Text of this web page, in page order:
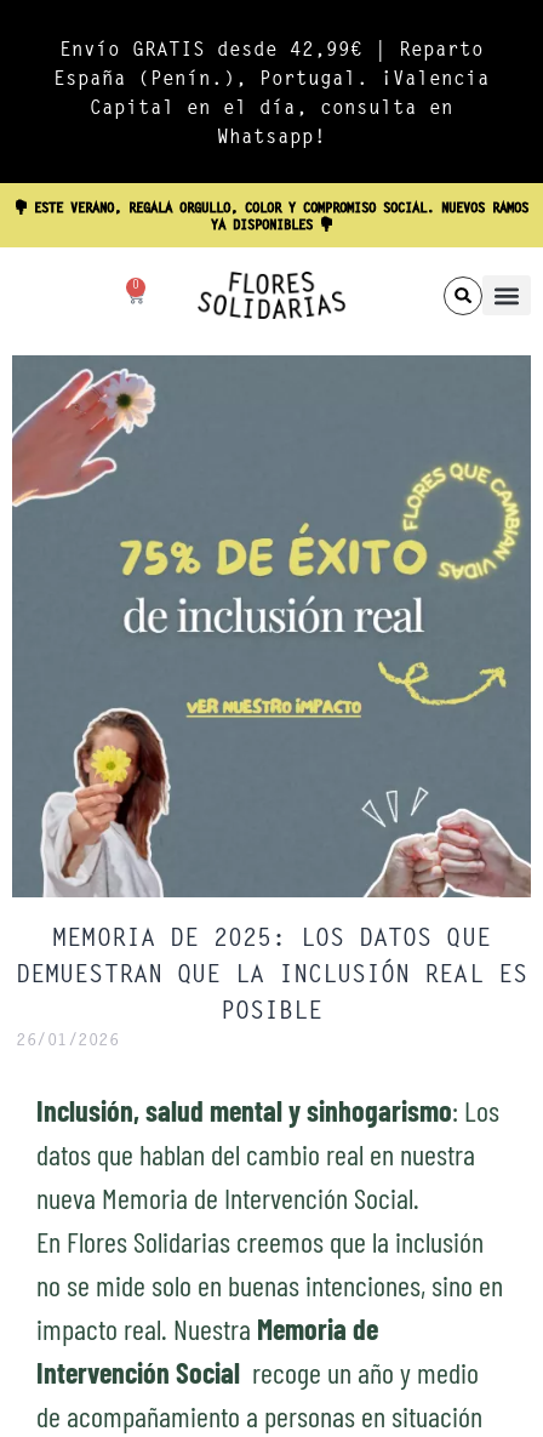
Envío GRATIS desde 42,99€ | Reparto
España (Penín.), Portugal. ¡Valencia
Capital en el día, consulta en
Whatsapp!​
💐 ESTE VERANO, REGALA ORGULLO, COLOR Y COMPROMISO SOCIAL. NUEVOS RAMOS
YA DISPONIBLES 💐
0
MEMORIA DE 2025: LOS DATOS QUE
DEMUESTRAN QUE LA INCLUSIÓN REAL ES
POSIBLE
26/01/2026
Inclusión, salud mental y sinhogarismo: Los
datos que hablan del cambio real en nuestra
nueva Memoria de Intervención Social.
En Flores Solidarias creemos que la inclusión
no se mide solo en buenas intenciones, sino en
impacto real. Nuestra Memoria de
Intervención Social recoge un año y medio
de acompañamiento a personas en situación